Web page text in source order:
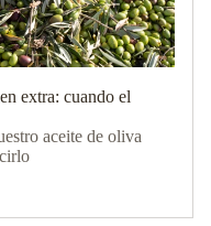
extra: cuando el
aceite de oliva